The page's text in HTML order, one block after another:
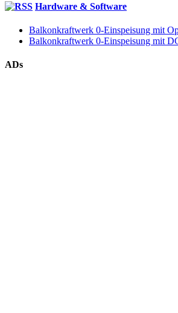
Hardware & Software
Balkonkraftwerk 0-Einspeisung mit
Balkonkraftwerk 0-Einspeisung mit
ADs